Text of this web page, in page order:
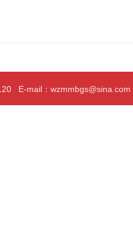
E-mail：wzmmbgs@sina.com